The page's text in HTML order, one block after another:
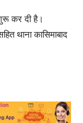
कर दी है।
थाना कासिमाबाद